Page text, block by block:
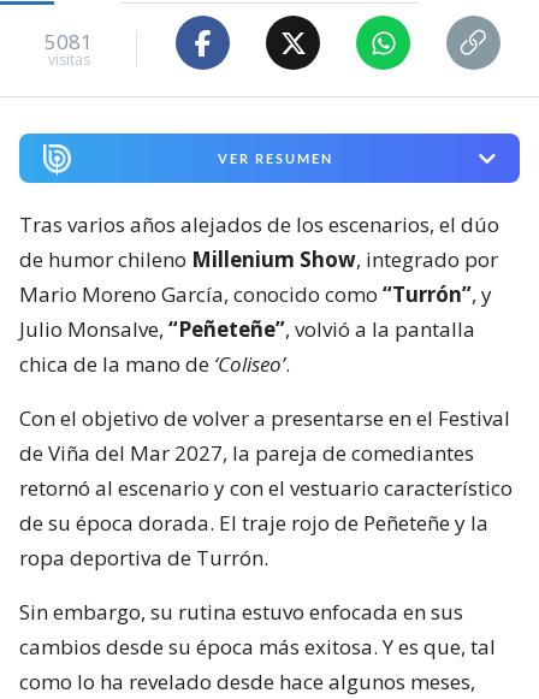
5081
visitas
VER RESUMEN
Tras varios años alejados de los escenarios, el dúo
de humor chileno Millenium Show, integrado por
Mario Moreno García, conocido como “Turrón”, y
Julio Monsalve, “Peñeteñe”, volvió a la pantalla
chica de la mano de ‘Coliseo’.
Con el objetivo de volver a presentarse en el Festival
de Viña del Mar 2027, la pareja de comediantes
retornó al escenario y con el vestuario característico
de su época dorada. El traje rojo de Peñeteñe y la
ropa deportiva de Turrón.
Sin embargo, su rutina estuvo enfocada en sus
cambios desde su época más exitosa. Y es que, tal
como lo ha revelado desde hace algunos meses,